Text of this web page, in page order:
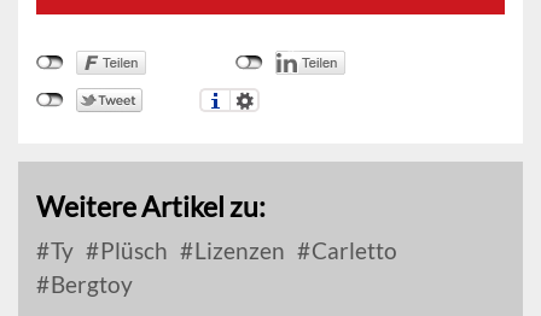
Weitere Artikel zu:
Ty Plüsch Lizenzen
Carletto
Bergtoy